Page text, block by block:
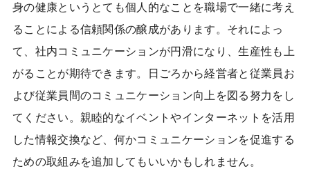
身の健康というとても個人的なことを職場で一緒に考え
ることによる信頼関係の醸成があります。それによっ
て、社内コミュニケーションが円滑になり、生産性も上
がることが期待できます。日ごろから経営者と従業員お
よび従業員間のコミュニケーション向上を図る努力をし
てください。親睦的なイベントやインターネットを活用
した情報交換など、何かコミュニケーションを促進する
ための取組みを追加してもいいかもしれません。